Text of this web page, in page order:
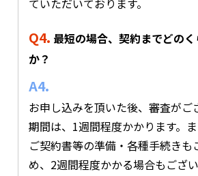
ていただいております。
Q4. 最短の場合、契約までどの
か？
A4.
お申し込みを頂いた後、審査がご
期間は、1週間程度かかります。
ご契約書等の準備・各種手続きも
め、2週間程度かかる場合もござい